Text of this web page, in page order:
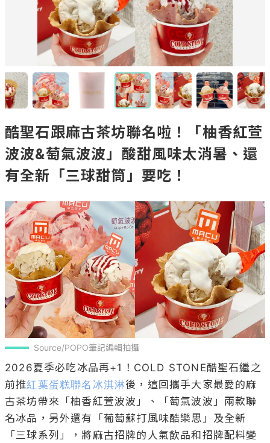
酷聖石跟麻古茶坊聯名啦！「柚香紅萱
波波&萄氣波波」酸甜風味太消暑、還
有全新「三球甜筒」要吃！
Source/POPO筆記編輯拍攝
2026夏季必吃冰品再+1！COLD STONE酷聖石繼之
前推紅葉蛋糕聯名冰淇淋後，這回攜手大家最愛的麻
古茶坊帶來「柚香紅萱波波」、「萄氣波波」兩款聯
名冰品，另外還有「葡萄蘇打風味酷樂思」及全新
「三球系列」，將麻古招牌的人氣飲品和招牌配料變